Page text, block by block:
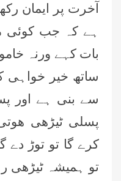
آخرت پر ایمان
ہے کہ جب کوئی
بات کہے ورنہ
ساتھ خیر خواہی
سے بنی ہے اور
پسلی ٹیڑھی
کرے گا تو توڑ دے
تو ہمیشہ ٹیڑھی